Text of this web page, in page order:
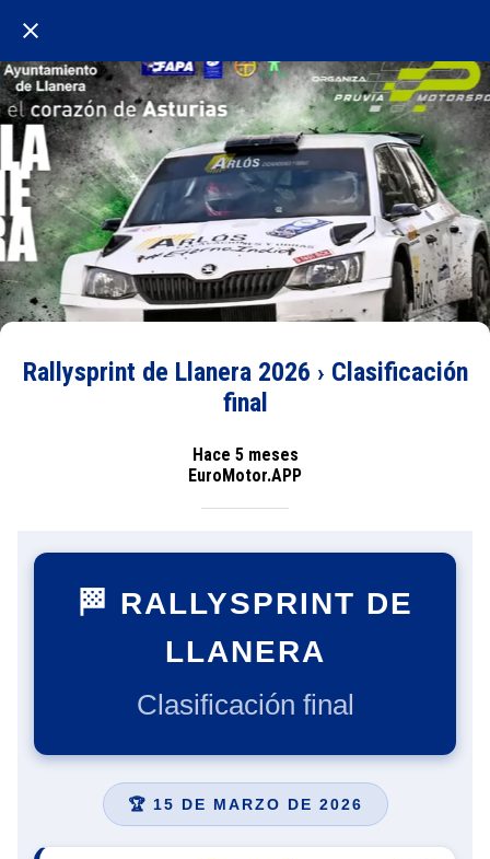
Rallysprint de Llanera 2026 › Clasificación
final
Hace 5 meses
EuroMotor.APP
🏁 RALLYSPRINT DE
LLANERA
Clasificación final
🏆 15 DE MARZO DE 2026